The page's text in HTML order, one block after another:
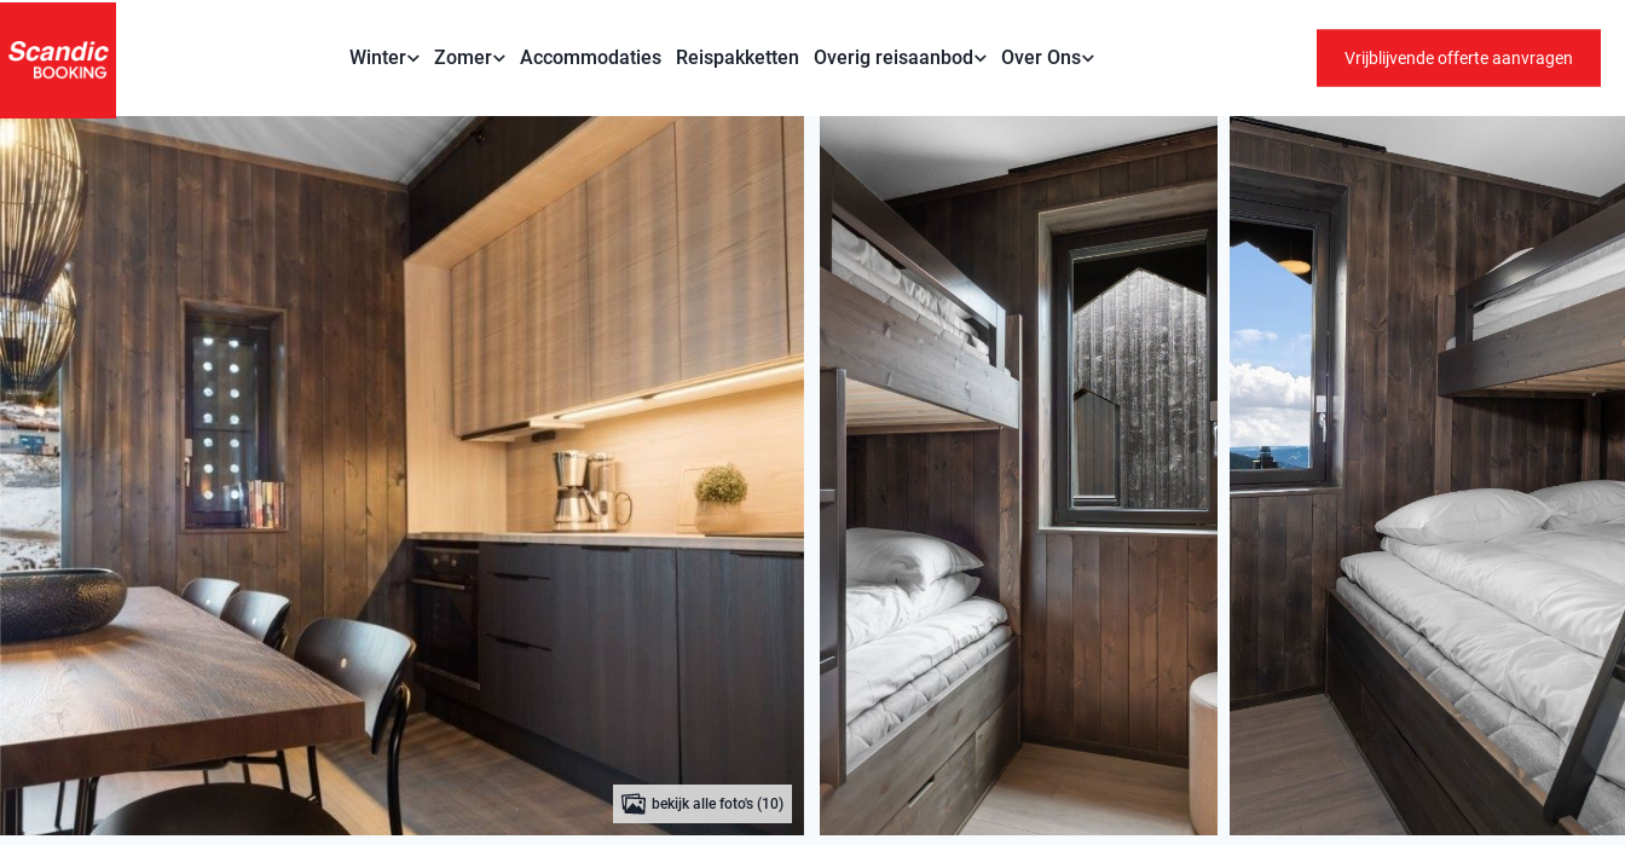
Winter Zomer Accommodaties Reispakketten Overig reisaanbod Over Ons Vrijblijvende offerte aanvragen
bekijk alle foto's (10)